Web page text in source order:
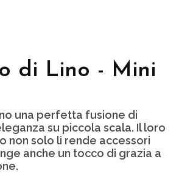
di Lino - Mini
una perfetta fusione di
su piccola scala. Il loro
non solo li rende accessori
anche un tocco di grazia a